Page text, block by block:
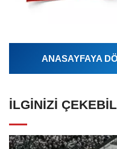
ANASAYFAYA
İLGINIZI